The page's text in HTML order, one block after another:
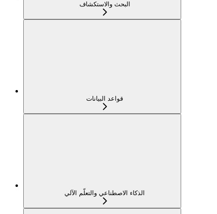
البحث والاستكشاف
قواعد البيانات
الذكاء الاصطناعي والتعلّم الآلي